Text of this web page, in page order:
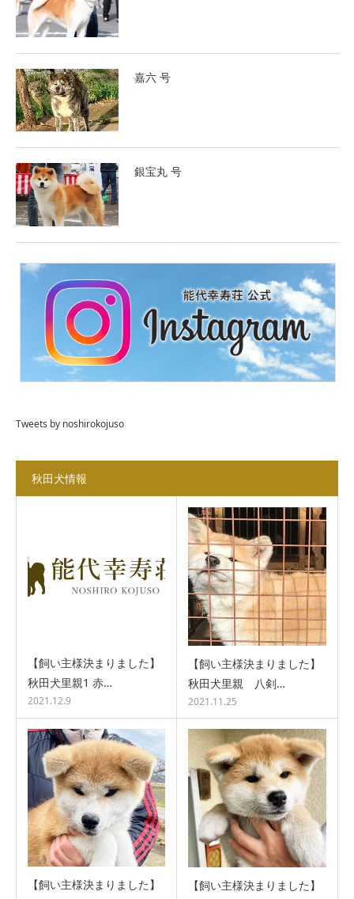
嘉六 号
銀宝丸 号
Tweets by noshirokojuso
秋田犬情報
【飼い主様決まりました】
秋田犬里親1 赤…
2021.12.9
【飼い主様決まりました】
秋田犬里親 八剣…
2021.11.25
【飼い主様決まりました】
【飼い主様決まりました】